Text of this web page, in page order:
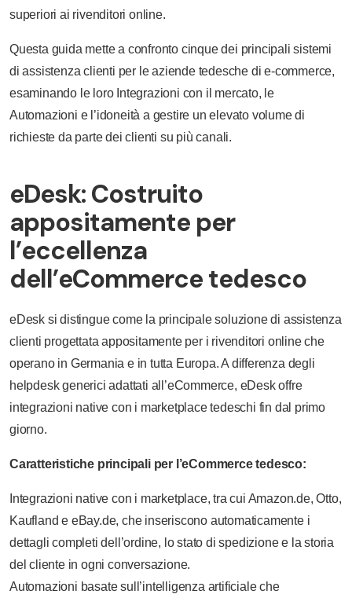
superiori ai rivenditori online.
Questa guida mette a confronto cinque dei principali sistemi
di assistenza clienti per le aziende tedesche di e-commerce,
esaminando le loro Integrazioni con il mercato, le
Automazioni e l’idoneità a gestire un elevato volume di
richieste da parte dei clienti su più canali.
eDesk: Costruito
appositamente per
l’eccellenza
dell’eCommerce tedesco
eDesk si distingue come la principale soluzione di assistenza
clienti progettata appositamente per i rivenditori online che
operano in Germania e in tutta Europa. A differenza degli
helpdesk generici adattati all’eCommerce, eDesk offre
integrazioni native con i marketplace tedeschi fin dal primo
giorno.
Caratteristiche principali per l’eCommerce tedesco:
Integrazioni native con i marketplace, tra cui Amazon.de, Otto,
Kaufland e eBay.de, che inseriscono automaticamente i
dettagli completi dell’ordine, lo stato di spedizione e la storia
del cliente in ogni conversazione.
Automazioni basate sull’intelligenza artificiale che